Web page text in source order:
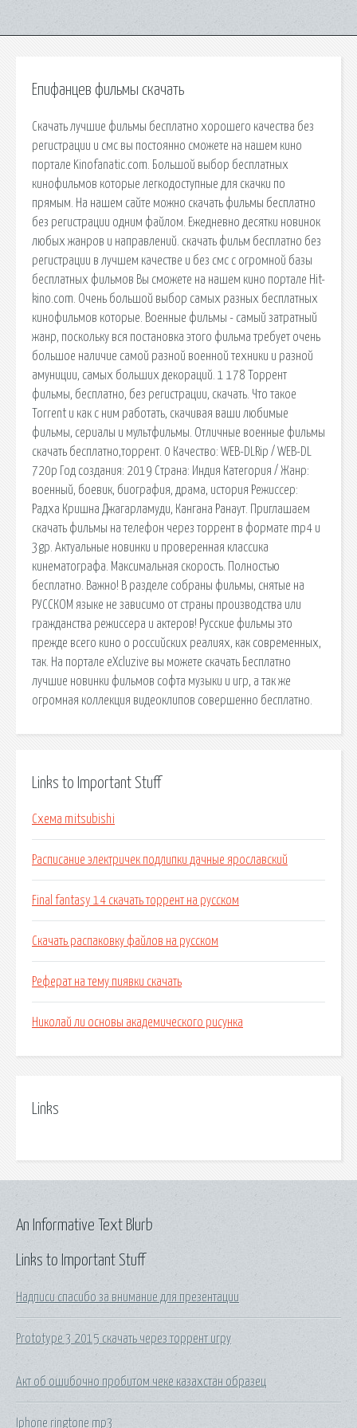
Епифанцев фильмы скачать
Скачать лучшие фильмы бесплатно хорошего качества без
регистрации и смс вы постоянно сможете на нашем кино
портале Kinofanatic.com. Большой выбор бесплатных
кинофильмов которые легкодоступные для скачки по
прямым. На нашем сайте можно скачать фильмы бесплатно
без регистрации одним файлом. Ежедневно десятки новинок
любых жанров и направлений. скачать фильм бесплатно без
регистрации в лучшем качестве и без смс с огромной базы
бесплатных фильмов Вы сможете на нашем кино портале Hit-
kino.com. Очень большой выбор самых разных бесплатных
кинофильмов которые. Военные фильмы - самый затратный
жанр, поскольку вся постановка этого фильма требует очень
большое наличие самой разной военной техники и разной
амуниции, самых больших декораций. 1 178 Торрент
фильмы, бесплатно, без регистрации, скачать. Что такое
Torrent и как с ним работать, скачивая ваши любимые
фильмы, сериалы и мультфильмы. Отличные военные фильмы
скачать бесплатно,торрент. 0 Качество: WEB-DLRip / WEB-DL
720p Год создания: 2019 Страна: Индия Категория / Жанр:
военный, боевик, биография, драма, история Режиссер:
Радха Кришна Джагарламуди, Кангана Ранаут. Приглашаем
скачать фильмы на телефон через торрент в формате mp4 и
3gp. Актуальные новинки и проверенная классика
кинематографа. Максимальная скорость. Полностью
бесплатно. Важно! В разделе собраны фильмы, снятые на
РУССКОМ языке не зависимо от страны производства или
гражданства режиссера и актеров! Русские фильмы это
прежде всего кино о российских реалиях, как современных,
так. На портале eXcluzive вы можете скачать Бесплатно
лучшие новинки фильмов софта музыки и игр, а так же
огромная коллекция видеоклипов совершенно бесплатно.
Links to Important Stuff
Схема mitsubishi
Расписание электричек подлипки дачные ярославский
Final fantasy 14 скачать торрент на русском
Скачать распаковку файлов на русском
Реферат на тему пиявки скачать
Николай ли основы академического рисунка
Links
Links to Important Stuff
Надписи спасибо за внимание для презентации
Prototype 3 2015 скачать через торрент игру
Акт об ошибочно пробитом чеке казахстан образец
Iphone ringtone mp3
An Informative Text Blurb